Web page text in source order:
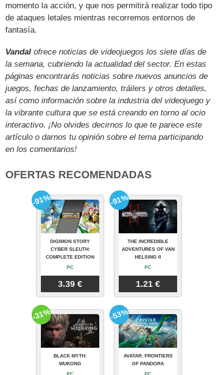
momento la acción, y que nos permitirá realizar todo tipo
de ataques letales mientras recorremos entornos de
fantasía.
Vandal ofrece noticias de videojuegos los siete días de
la semana, cubriendo la actualidad del sector. En estas
páginas encontrarás noticias sobre nuevos anuncios de
juegos, fechas de lanzamiento, tráilers y otros detalles,
así como información sobre la industria del videojuego y
la vibrante cultura que se está creando en torno al ocio
interactivo. ¡No olvides decirnos lo que te parece este
artículo o darnos tu opinión sobre el tema participando
en los comentarios!
OFERTAS RECOMENDADAS
DIGIMON STORY
CYBER SLEUTH:
COMPLETE EDITION
PC
3.39 €
-91%
THE INCREDIBLE
ADVENTURES OF VAN
HELSING II
PC
1.21 €
-91%
BLACK MYTH:
WUKONG
PC
-31%
AVATAR: FRONTIERS
OF PANDORA
PC
-53%